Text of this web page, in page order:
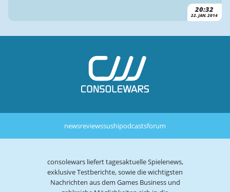
20:32
22. JAN. 2014
newsreviewssushipodcastsforum
consolewars liefert tagesaktuelle Spielenews,
exklusive Testberichte, sowie die wichtigsten
Nachrichten aus dem Games Business und